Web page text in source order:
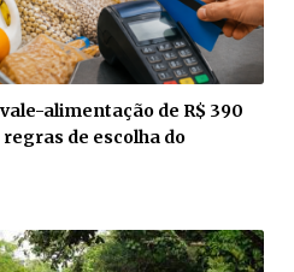
alimentação de R$ 390
de escolha do